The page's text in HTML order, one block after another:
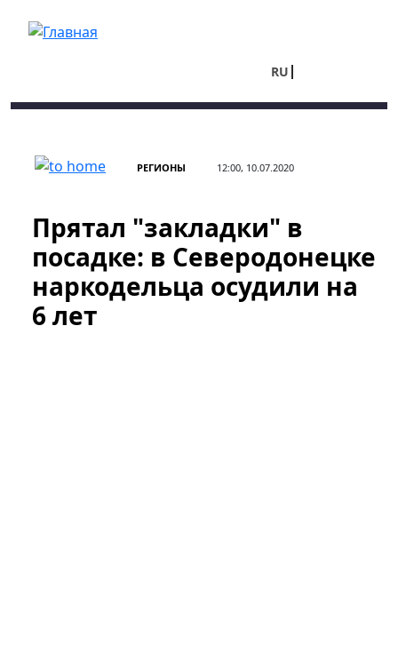
RU
РЕГИОНЫ 12:00, 10.07.2020
Прятал "закладки" в
посадке: в Северодонецке
наркодельца осудили на
6 лет